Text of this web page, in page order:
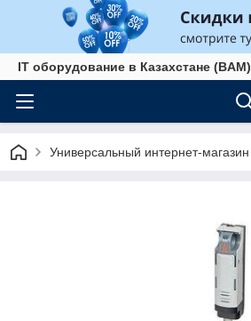
IT оборудование в Казахстане (BAM)
Универсальный интернет-магазин